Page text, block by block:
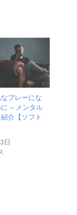
プレーにな
– メンタル
介【ソフト
日